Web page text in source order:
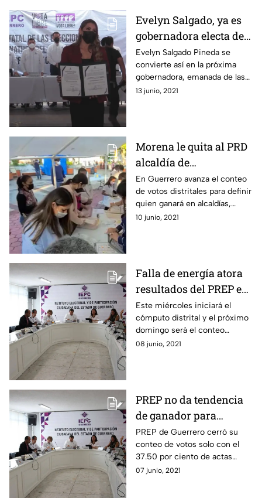
Evelyn Salgado, ya es
gobernadora electa de
Guerrero
Evelyn Salgado Pineda se
convierte así en la próxima
gobernadora, emanada de las
filas de Morena y quien
13 junio, 2021
Morena le quita al PRD
alcaldía de
Chilpancingo y retiene
Acapulco
En Guerrero avanza el conteo
de votos distritales para definir
quien ganará en alcaldías,
congreso y gubernatura.
10 junio, 2021
Falla de energía atora
resultados del PREP en
Guerrero: IEPC
Este miércoles iniciará el
cómputo distrital y el próximo
domingo será el conteo
estatal.
08 junio, 2021
PREP no da tendencia
de ganador para
gubernatura de
Guerrero
PREP de Guerrero cerró su
conteo de votos solo con el
37.50 por ciento de actas
computadas. Miércoles inicia
07 junio, 2021